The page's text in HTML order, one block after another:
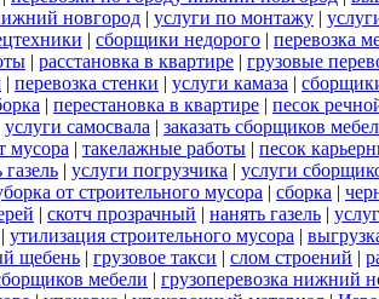
новгород | услуги по монтажу |
| сборщики недорого | перевозка
| расстановка в квартире | грузовые
| перевозка стенки | услуги камаза |
| перестановка в квартире | песок
услуги самосвала | заказать сборщиков
мусора | такелажные работы | песок
газель | услуги погрузчика | услуги
от строительного мусора | сборка |
| скотч прозрачный | нанять газель |
| утилизация строительного мусора |
щебень | грузовое такси | слом строений |
мебели | грузоперевозка нижний